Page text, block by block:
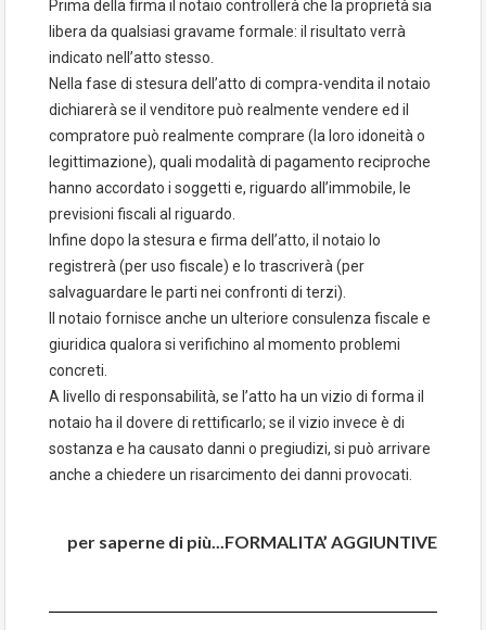
Prima della firma il notaio controllerà che la proprietà sia
libera da qualsiasi gravame formale: il risultato verrà
indicato nell’atto stesso.
Nella fase di stesura dell’atto di compra-vendita il notaio
dichiarerà se il venditore può realmente vendere ed il
compratore può realmente comprare (la loro idoneità o
legittimazione), quali modalità di pagamento reciproche
hanno accordato i soggetti e, riguardo all’immobile, le
previsioni fiscali al riguardo.
Infine dopo la stesura e firma dell’atto, il notaio lo
registrerà (per uso fiscale) e lo trascriverà (per
salvaguardare le parti nei confronti di terzi).
Il notaio fornisce anche un ulteriore consulenza fiscale e
giuridica qualora si verifichino al momento problemi
concreti.
A livello di responsabilità, se l’atto ha un vizio di forma il
notaio ha il dovere di rettificarlo; se il vizio invece è di
sostanza e ha causato danni o pregiudizi, si può arrivare
anche a chiedere un risarcimento dei danni provocati.
per saperne di più...FORMALITA’ AGGIUNTIVE